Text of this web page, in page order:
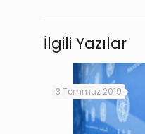
İlgili Yazılar
3 Temmuz 2019